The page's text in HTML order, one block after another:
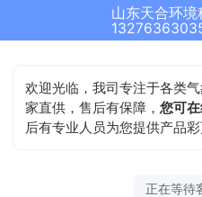
欢迎光临，我司专注于各类
家直供，售后有保障，您可
后有专业人员为您提供产品彩
正在等待